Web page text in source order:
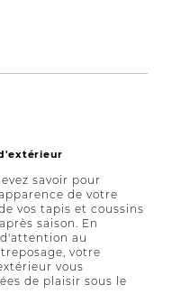
savoir pour
de votre
vos tapis et coussins
saison. En
au
votre
vous
de plaisir sous le